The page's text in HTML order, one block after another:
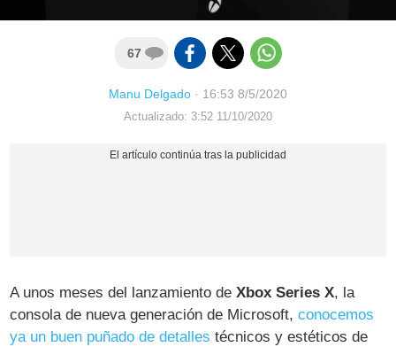
67
Manu Delgado · 16:53 8/5/2020
Actualizado: 3:52 11/10/2020
A unos meses del lanzamiento deXbox Series X, la
consola de nueva generación de Microsoft,conocemos
ya un buen puñado de detalles técnicos y estéticos de